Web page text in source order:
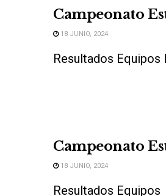
Campeonato
18 JUNIO, 2024
Resultados Equipos
Campeonato
18 JUNIO, 2024
Resultados Equipos